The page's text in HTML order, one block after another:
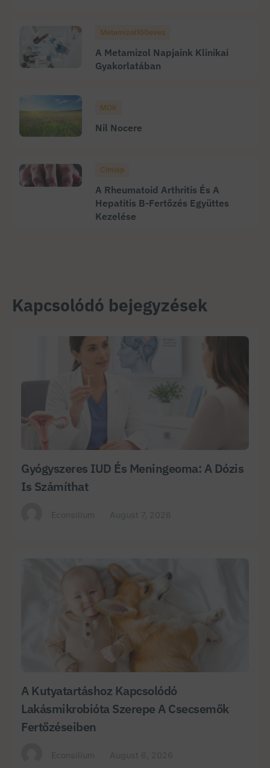
Metamizol100eves
A Metamizol Napjaink Klinikai
Gyakorlatában
MOK
Nil Nocere
Címlap
A Rheumatoid Arthritis És A
Hepatitis B-Fertőzés Együttes
Kezelése
Kapcsolódó bejegyzések
Gyógyszeres IUD És Meningeoma: A Dózis
Is Számíthat
A Kutyatartáshoz Kapcsolódó
Lakásmikrobióta Szerepe A Csecsemők
Fertőzéseiben